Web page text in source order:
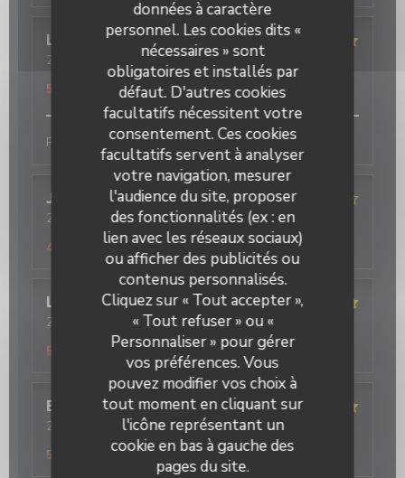
données à caractère
personnel. Les cookies dits «
nécessaires » sont
obligatoires et installés par
défaut. D'autres cookies
facultatifs nécessitent votre
consentement. Ces cookies
facultatifs servent à analyser
votre navigation, mesurer
l'audience du site, proposer
des fonctionnalités (ex : en
lien avec les réseaux sociaux)
ou afficher des publicités ou
contenus personnalisés.
Cliquez sur « Tout accepter »,
« Tout refuser » ou «
Personnaliser » pour gérer
vos préférences. Vous
pouvez modifier vos choix à
tout moment en cliquant sur
l'icône représentant un
cookie en bas à gauche des
pages du site.
Laurence L
2026-08-06
- 12:15 - Couverts 3
/5 Ambiance:5/5 Cuisine: 5/5 Qualité / Prix
5
Parfait
Jean
2026-08-04- 12:30 - Couverts 4
4/5 Ambiance:4 /5 Cuisine: 4/5 Qualité / Prix
4
Lison
2026-08-03
- 12:30 - Couverts 2
/5 Ambiance: 5/5 Cuisine: 5 /5 Qualité / Prix
5
Evelyne
L
2026-08-02
- 12:30 - Couverts 4
/5 Ambiance: 5/5 Cuisine:5/5 Qualité / Prix
5